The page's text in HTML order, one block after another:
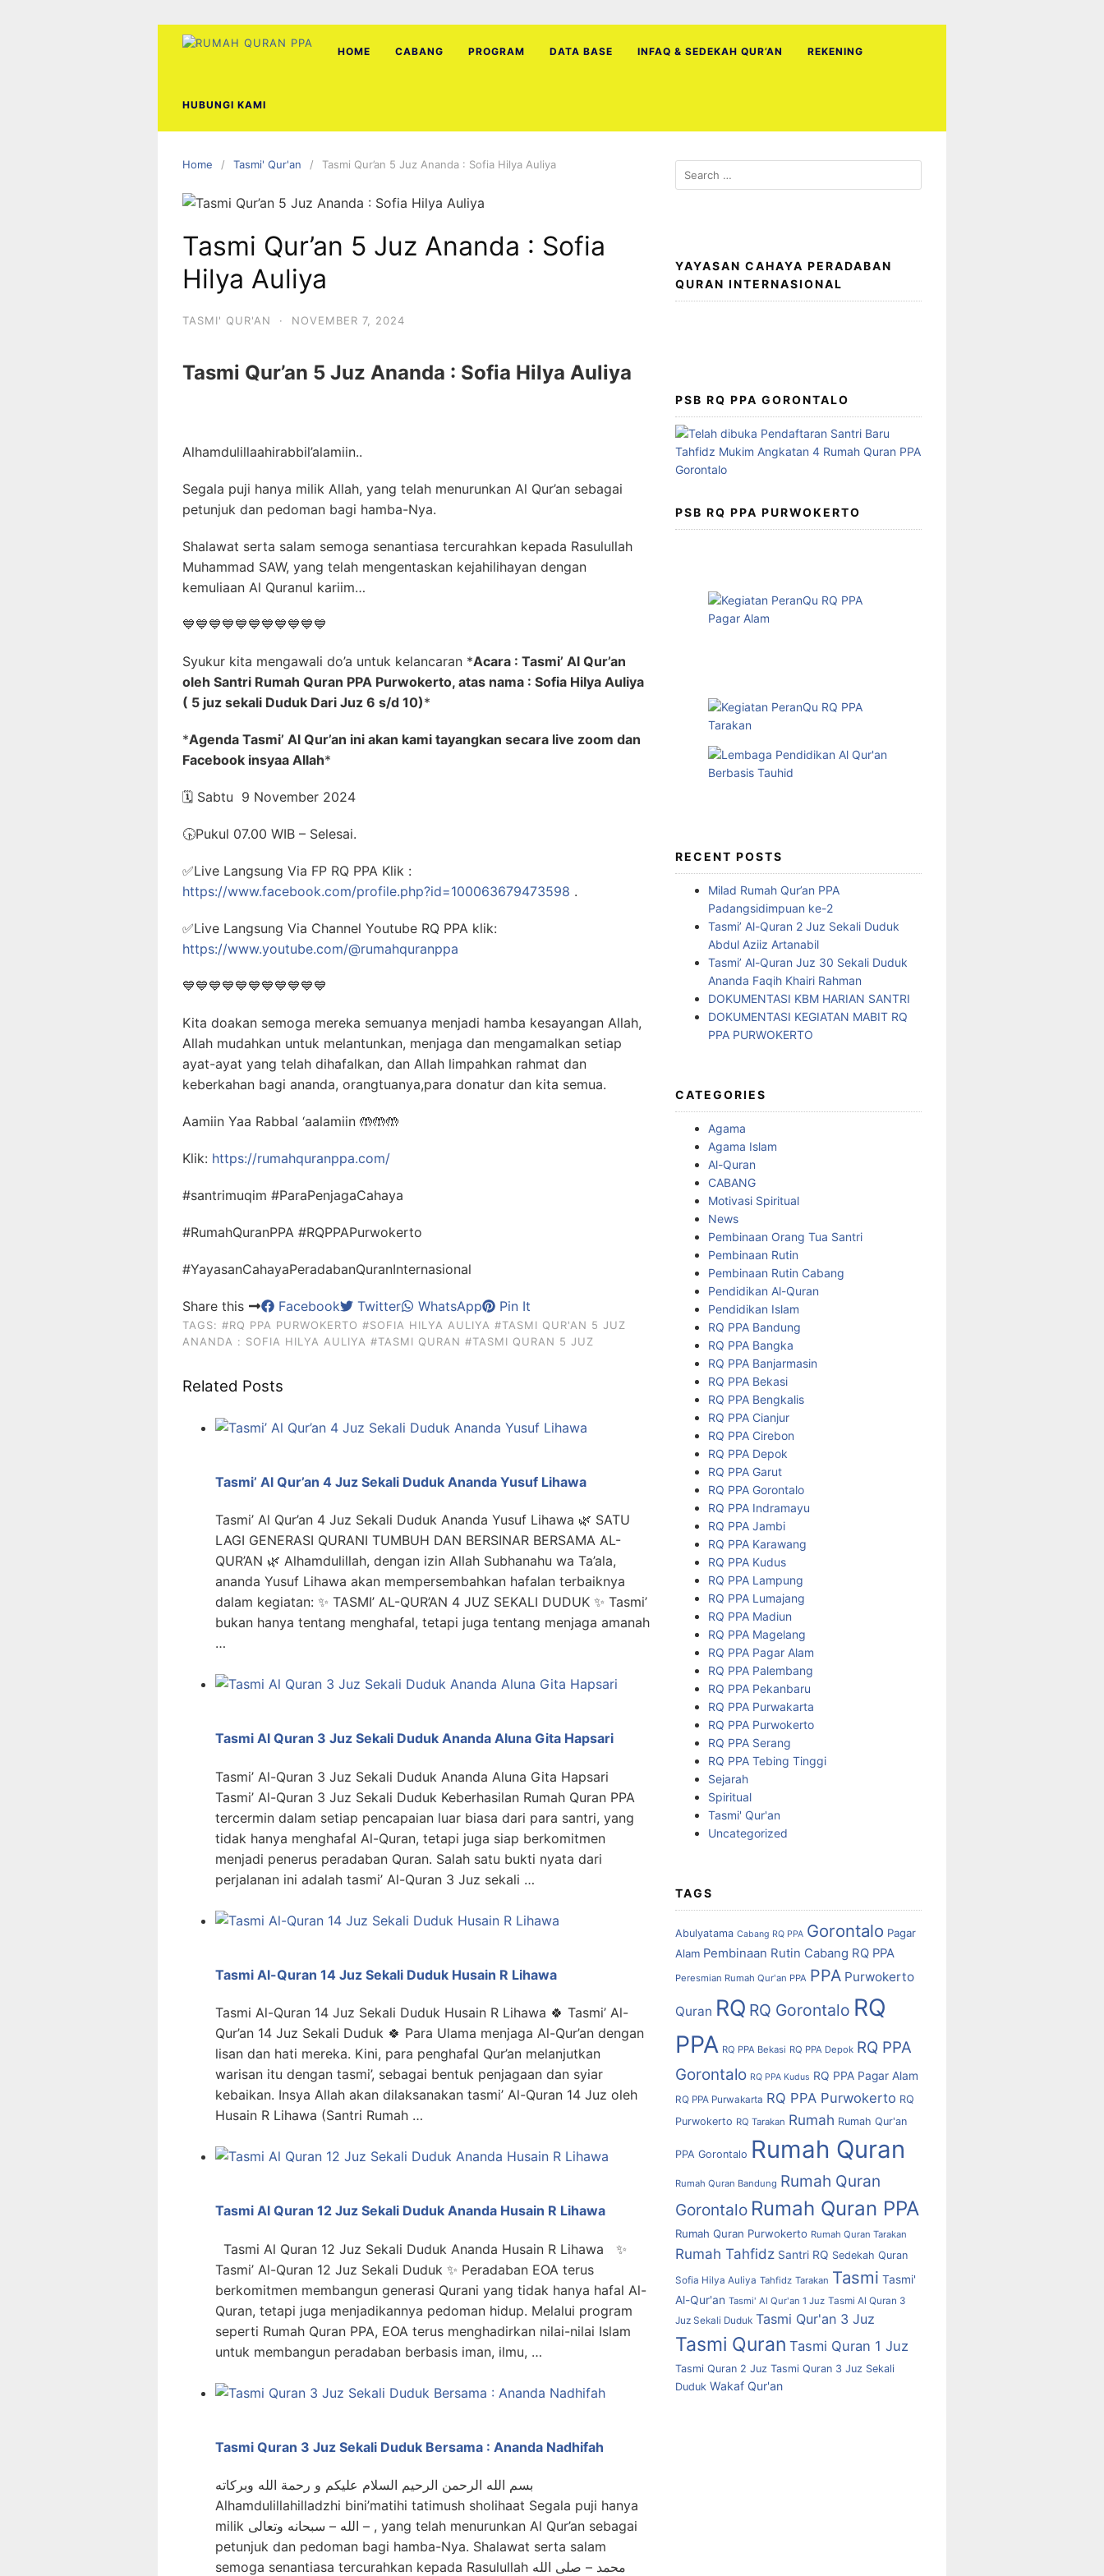
HOME CABANG PROGRAM DATA BASE INFAQ & SEDEKAH QUR’AN REKENING
HUBUNGI KAMI
Home Tasmi' Qur'an Tasmi Qur’an 5 Juz Ananda : Sofia Hilya Auliya
Tasmi Qur’an 5 Juz Ananda : Sofia
Hilya Auliya
TASMI' QUR'AN · NOVEMBER 7, 2024
Tasmi Qur’an 5 Juz Ananda : Sofia Hilya Auliya
Alhamdulillaahirabbil’alamiin..
Segala puji hanya milik Allah, yang telah menurunkan Al Qur’an sebagai
petunjuk dan pedoman bagi hamba-Nya.
Shalawat serta salam semoga senantiasa tercurahkan kepada Rasulullah
Muhammad SAW, yang telah mengentaskan kejahilihayan dengan
kemuliaan Al Quranul kariim…
💙💙💙💙💙💙💙💙💙💙💙
Syukur kita mengawali do’a untuk kelancaran *Acara : Tasmi’ Al Qur’an
oleh Santri Rumah Quran PPA Purwokerto, atas nama : Sofia Hilya Auliya
( 5 juz sekali Duduk Dari Juz 6 s/d 10)*
*Agenda Tasmi’ Al Qur’an ini akan kami tayangkan secara live zoom dan
Facebook insyaa Allah*
🗓️ Sabtu 9 November 2024
🕟Pukul 07.00 WIB – Selesai.
✅Live Langsung Via FP RQ PPA Klik :
https://www.facebook.com/profile.php?id=100063679473598 .
✅Live Langsung Via Channel Youtube RQ PPA klik:
https://www.youtube.com/@rumahquranppa
💙💙💙💙💙💙💙💙💙💙💙
Kita doakan semoga mereka semuanya menjadi hamba kesayangan Allah,
Allah mudahkan untuk melantunkan, menjaga dan mengamalkan setiap
ayat-ayat yang telah dihafalkan, dan Allah limpahkan rahmat dan
keberkahan bagi ananda, orangtuanya,para donatur dan kita semua.
Aamiin Yaa Rabbal ‘aalamiin 🤲🤲🤲
Klik: https://rumahquranppa.com/
#santrimuqim #ParaPenjagaCahaya
#RumahQuranPPA #RQPPAPurwokerto
#YayasanCahayaPeradabanQuranInternasional
Share this Facebook Twitter WhatsApp Pin It
TAGS: #RQ PPA PURWOKERTO #SOFIA HILYA AULIYA #TASMI QUR'AN 5 JUZ
ANANDA : SOFIA HILYA AULIYA #TASMI QURAN #TASMI QURAN 5 JUZ
Related Posts
Tasmi’ Al Qur’an 4 Juz Sekali Duduk Ananda Yusuf Lihawa
Tasmi’ Al Qur’an 4 Juz Sekali Duduk Ananda Yusuf Lihawa 🌿 SATU
LAGI GENERASI QURANI TUMBUH DAN BERSINAR BERSAMA AL-
QUR’AN 🌿 Alhamdulillah, dengan izin Allah Subhanahu wa Ta’ala,
ananda Yusuf Lihawa akan mempersembahkan hafalan terbaiknya
dalam kegiatan: ✨ TASMI’ AL-QUR’AN 4 JUZ SEKALI DUDUK ✨ Tasmi’
bukan hanya tentang menghafal, tetapi juga tentang menjaga amanah
…
Tasmi Al Quran 3 Juz Sekali Duduk Ananda Aluna Gita Hapsari
Tasmi’ Al-Quran 3 Juz Sekali Duduk Ananda Aluna Gita Hapsari
Tasmi’ Al-Quran 3 Juz Sekali Duduk Keberhasilan Rumah Quran PPA
tercermin dalam setiap pencapaian luar biasa dari para santri, yang
tidak hanya menghafal Al-Quran, tetapi juga siap berkomitmen
menjadi penerus peradaban Quran. Salah satu bukti nyata dari
perjalanan ini adalah tasmi’ Al-Quran 3 Juz sekali …
Tasmi Al-Quran 14 Juz Sekali Duduk Husain R Lihawa
Tasmi Al-Quran 14 Juz Sekali Duduk Husain R Lihawa 🍀 Tasmi’ Al-
Qur’an 14 Juz Sekali Duduk 🍀 Para Ulama menjaga Al-Qur’an dengan
lisan dan hati mereka. Kini, para penghafal Qur’an melanjutkan
warisan itu dengan tasmi’, sebagai bentuk penjagaan dan syiar
kebaikan. Insya Allah akan dilaksanakan tasmi’ Al-Quran 14 Juz oleh
Husain R Lihawa (Santri Rumah …
Tasmi Al Quran 12 Juz Sekali Duduk Ananda Husain R Lihawa
Tasmi Al Quran 12 Juz Sekali Duduk Ananda Husain R Lihawa ✨
Tasmi’ Al-Quran 12 Juz Sekali Duduk ✨ Peradaban EOA terus
berkomitmen membangun generasi Qurani yang tidak hanya hafal Al-
Quran, tetapi juga menjadikannya pedoman hidup. Melalui program
seperti Rumah Quran PPA, EOA terus menghadirkan nilai-nilai Islam
untuk membangun peradaban berbasis iman, ilmu, …
Tasmi Quran 3 Juz Sekali Duduk Bersama : Ananda Nadhifah
بسم الله الرحمن الرحيم السلام عليكم و رحمة الله وبركاته
Alhamdulillahilladzhi bini’matihi tatimush sholihaat Segala puji hanya
milik الله – سبحانه وتعالى – , yang telah menurunkan Al Qur’an sebagai
petunjuk dan pedoman bagi hamba-Nya. Shalawat serta salam
semoga senantiasa tercurahkan kepada Rasulullah محمد – صلى الله
Search
for:
YAYASAN CAHAYA PERADABAN
QURAN INTERNASIONAL
PSB RQ PPA GORONTALO
PSB RQ PPA PURWOKERTO
RECENT POSTS
Milad Rumah Qur’an PPA
Padangsidimpuan ke-2
Tasmi’ Al-Quran 2 Juz Sekali Duduk
Abdul Aziiz Artanabil
Tasmi’ Al-Quran Juz 30 Sekali Duduk
Ananda Faqih Khairi Rahman
DOKUMENTASI KBM HARIAN SANTRI
DOKUMENTASI KEGIATAN MABIT RQ
PPA PURWOKERTO
CATEGORIES
Agama
Agama Islam
Al-Quran
CABANG
Motivasi Spiritual
News
Pembinaan Orang Tua Santri
Pembinaan Rutin
Pembinaan Rutin Cabang
Pendidikan Al-Quran
Pendidikan Islam
RQ PPA Bandung
RQ PPA Bangka
RQ PPA Banjarmasin
RQ PPA Bekasi
RQ PPA Bengkalis
RQ PPA Cianjur
RQ PPA Cirebon
RQ PPA Depok
RQ PPA Garut
RQ PPA Gorontalo
RQ PPA Indramayu
RQ PPA Jambi
RQ PPA Karawang
RQ PPA Kudus
RQ PPA Lampung
RQ PPA Lumajang
RQ PPA Madiun
RQ PPA Magelang
RQ PPA Pagar Alam
RQ PPA Palembang
RQ PPA Pekanbaru
RQ PPA Purwakarta
RQ PPA Purwokerto
RQ PPA Serang
RQ PPA Tebing Tinggi
Sejarah
Spiritual
Tasmi' Qur'an
Uncategorized
TAGS
Abulyatama Cabang RQ PPA Gorontalo Pagar
Alam Pembinaan Rutin Cabang RQ PPA
Peresmian Rumah Qur'an PPA PPA Purwokerto
Quran RQ RQ Gorontalo RQ
PPA RQ PPA Bekasi RQ PPA Depok RQ PPA
Gorontalo RQ PPA Kudus RQ PPA Pagar Alam
RQ PPA Purwakarta RQ PPA Purwokerto RQ
Purwokerto RQ Tarakan Rumah Rumah Qur'an
PPA Gorontalo Rumah Quran
Rumah Quran Bandung Rumah Quran
Gorontalo Rumah Quran PPA
Rumah Quran Purwokerto Rumah Quran Tarakan
Rumah Tahfidz Santri RQ Sedekah Quran
Sofia Hilya Auliya Tahfidz Tarakan Tasmi Tasmi'
Al-Qur'an Tasmi' Al Qur'an 1 Juz Tasmi Al Quran 3
Juz Sekali Duduk Tasmi Qur'an 3 Juz
Tasmi Quran Tasmi Quran 1 Juz
Tasmi Quran 2 Juz Tasmi Quran 3 Juz Sekali
Duduk Wakaf Qur'an